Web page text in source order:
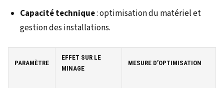
Capacité technique: optimisation du matériel et
gestion des installations.
PARAMÈTRE
EFFET SUR LE
MINAGE
MESURE D’OPTIMISATION